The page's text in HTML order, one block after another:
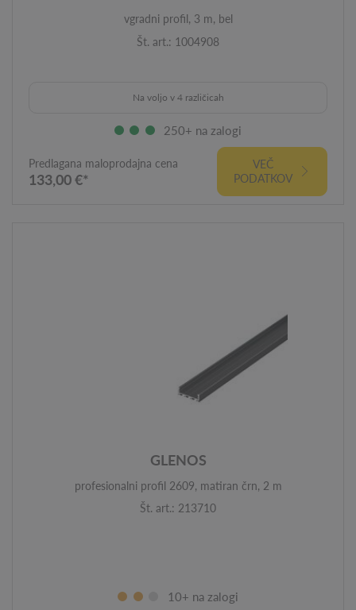
vgradni profil, 3 m, bel
Št. art.: 1004908
Na voljo v 4 različicah
250+ na zalogi
Predlagana maloprodajna cena
133,00 €*
VEČ
PODATKOV
GLENOS
profesionalni profil 2609, matiran črn, 2 m
Št. art.: 213710
10+ na zalogi